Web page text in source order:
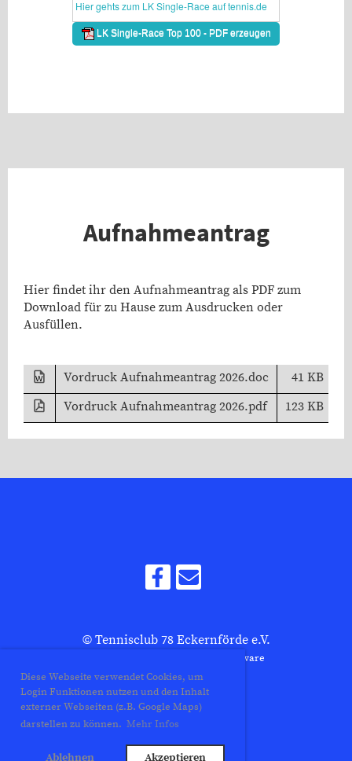
Diese Webseite verwendet Cookies, um
Login Funktionen nutzen und den Inhalt
externer Webseiten (z.B. Google Maps)
darstellen zu können. Mehr Infos
Ablehnen Akzeptieren
Aufnahmeantrag
Hier findet ihr den Aufnahmeantrag als PDF zum
Download für zu Hause zum Ausdrucken oder
Ausfüllen.
Vordruck Aufnahmeantrag 2026.doc
41 KB
Vordruck Aufnahmeantrag 2026.pdf
123 KB
© Tennisclub 78 Eckernförde e.V.
Erstellt mit ClubDesk Vereinssoftware
Impressum